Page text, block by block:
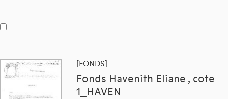
[FONDS]
Fonds Havenith Eliane , cote
1_HAVEN